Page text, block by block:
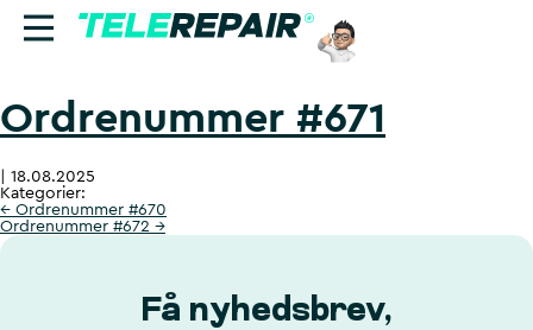
Reparation
Sælg
Find butik
Ordrenummer #671
18.08.2025
Kategorier:
← Ordrenummer #670
Ordrenummer #672 →
Få nyhedsbrev,